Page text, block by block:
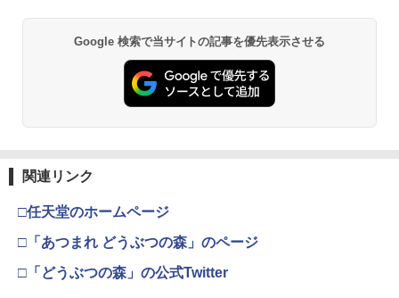
Google 検索で当サイトの記事を優先表示させる
関連リンク
□任天堂のホームページ
□「あつまれ どうぶつの森」のページ
□「どうぶつの森」の公式Twitter